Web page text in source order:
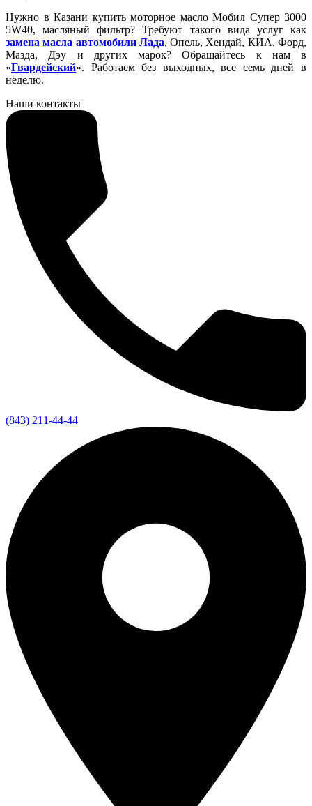
Нужно в Казани купить моторное масло Мобил Супер 3000
5W40, масляный фильтр? Требуют такого вида услуг как
замена масла автомобили Лада, Опель, Хендай, КИА, Форд,
Мазда, Дэу и других марок? Обращайтесь к нам в
«Гвардейский». Работаем без выходных, все семь дней в
неделю.
Наши контакты
(843) 211-44-44